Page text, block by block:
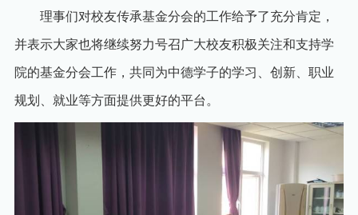
理事们对校友传承基金分会的工作给予了充分肯定，
并表示大家也将继续努力号召广大校友积极关注和支持学
院的基金分会工作，共同为中德学子的学习、创新、职业
规划、就业等方面提供更好的平台。